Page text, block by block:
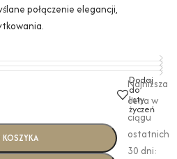
połączenie elegancji,
Dodaj
do
listy
życzeń
Najniższa
cena w
ciągu
ostatnich
30 dni: